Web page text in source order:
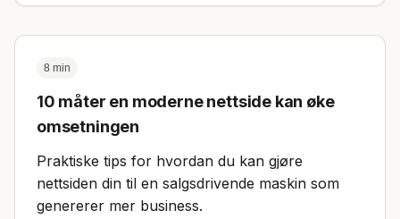
8 min
10 måter en moderne nettside kan øke
omsetningen
Praktiske tips for hvordan du kan gjøre
nettsiden din til en salgsdrivende maskin som
genererer mer business.